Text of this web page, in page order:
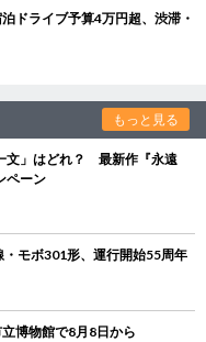
ドライブ予算4万円超、渋滞・
もっと見る
文」はどれ？ 最新作『永遠
ペーン
モボ301形、運行開始55周年
博物館で8月8日から